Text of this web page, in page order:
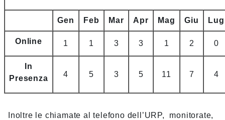
Gen Feb Mar Apr Mag Giu Lug
Online 1 1 3 3 1 2 0
In
Presenza
4 5 3 5 11 7 4
Inoltre le chiamate al telefono dell’URP, monitorate,